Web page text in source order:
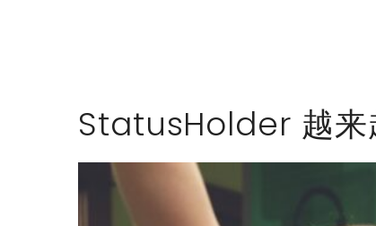
StatusHolder 越来